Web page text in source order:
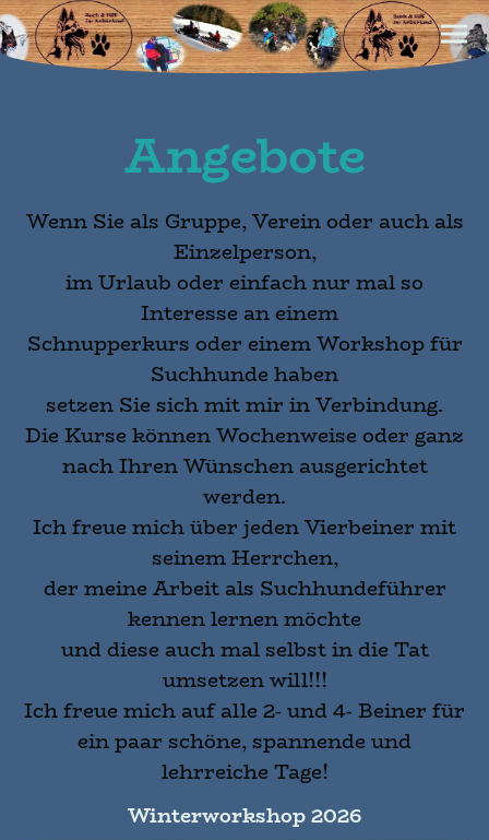
Angebote
Wenn Sie als Gruppe, Verein oder auch als
Einzelperson,
im Urlaub oder einfach nur mal so
Interesse an einem
Schnupperkurs oder einem Workshop für
Suchhunde haben
setzen Sie sich mit mir in Verbindung.
Die Kurse können Wochenweise oder ganz
nach Ihren Wünschen ausgerichtet
werden.
Ich freue mich über jeden Vierbeiner mit
seinem Herrchen,
der meine Arbeit als Suchhundeführer
kennen lernen möchte
und diese auch mal selbst in die Tat
umsetzen will!!!
Ich freue mich auf alle 2- und 4- Beiner für
ein paar schöne, spannende und
lehrreiche Tage!
Winterworkshop 2026